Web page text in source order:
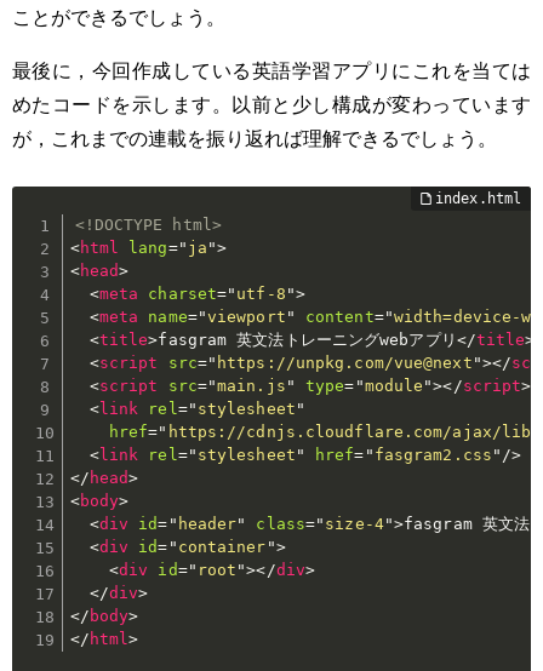
ことができるでしょう。
最後に，今回作成している英語学習アプリにこれを当ては
めたコードを示します。以前と少し構成が変わっています
が，これまでの連載を振り返れば理解できるでしょう。
<!DOCTYPE html>
<html lang=" ja ">
<head>
<meta charset=" utf-8 ">
<meta name="viewport " content="width=device-
<title>fasgram 英文法トレーニングwebアプリ </title>
<script src=" https://unpkg.com/vue@next "></
<script src="main.js " type= "module "></script>
<link rel=" stylesheet "
href=" https://cdnjs.cloudflare.com/ajax/
<link rel=" stylesheet " href= " fasgram2.css " />
</ head>
<body>
<div id= " header" class=" size-4">fasgram 英文法ト
<div id= " container ">
<div id=" root "></div>
</div>
</ body>
</ html>